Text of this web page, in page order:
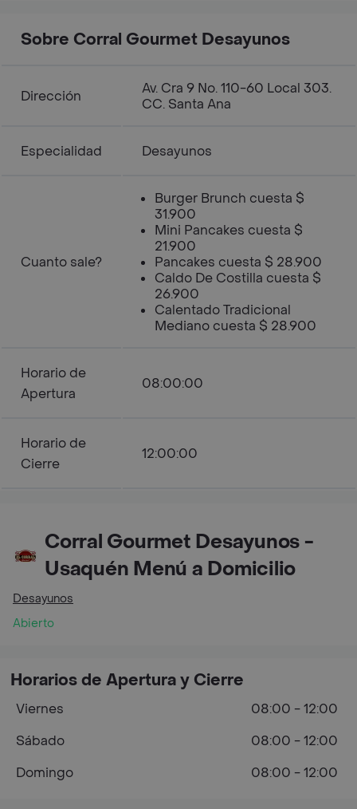
Sobre Corral Gourmet Desayunos
Dirección
Av. Cra 9 No. 110-60 Local 303.
CC. Santa Ana
Especialidad Desayunos
Cuanto sale?
Burger Brunch cuesta $
31.900
Mini Pancakes cuesta $
21.900
Pancakes cuesta $ 28.900
Caldo De Costilla cuesta $
26.900
Calentado Tradicional
Mediano cuesta $ 28.900
Horario de
Apertura
08:00:00
Horario de
Cierre
12:00:00
Corral Gourmet Desayunos -
Usaquén Menú a Domicilio
Desayunos
Abierto
Horarios de Apertura y Cierre
Viernes
08:00 - 12:00
Sábado
08:00 - 12:00
Domingo
08:00 - 12:00